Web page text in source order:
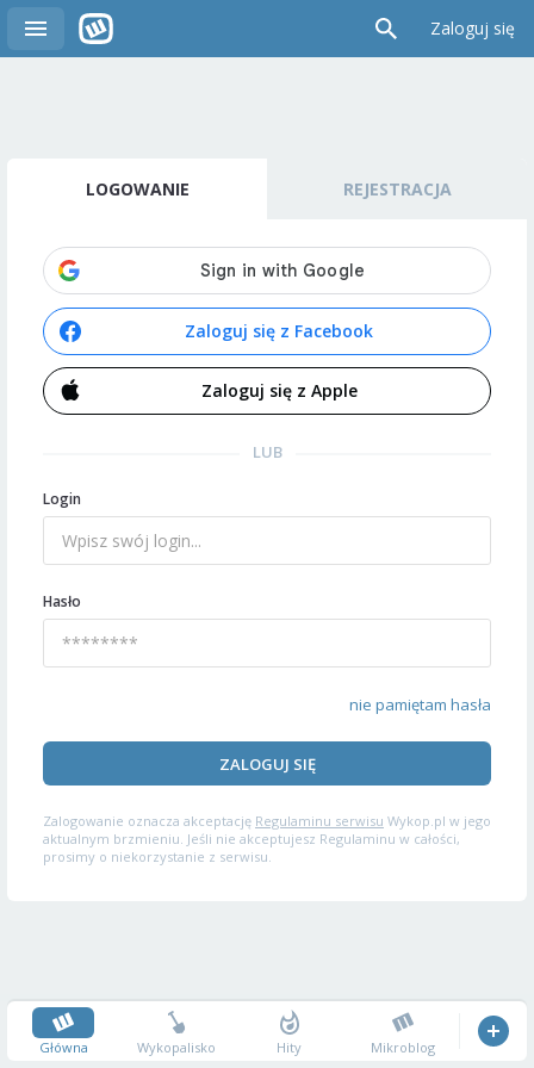
Zaloguj się
LOGOWANIE REJESTRACJA
Zaloguj się z Facebook
Zaloguj się z Apple
LUB
Login
Hasło
nie pamiętam hasła
ZALOGUJ SIĘ
Zalogowanie oznacza akceptację Regulaminu serwisu Wykop.pl w jego
aktualnym brzmieniu. Jeśli nie akceptujesz Regulaminu w całości,
prosimy o niekorzystanie z serwisu.
Główna Wykopalisko Hity Mikroblog